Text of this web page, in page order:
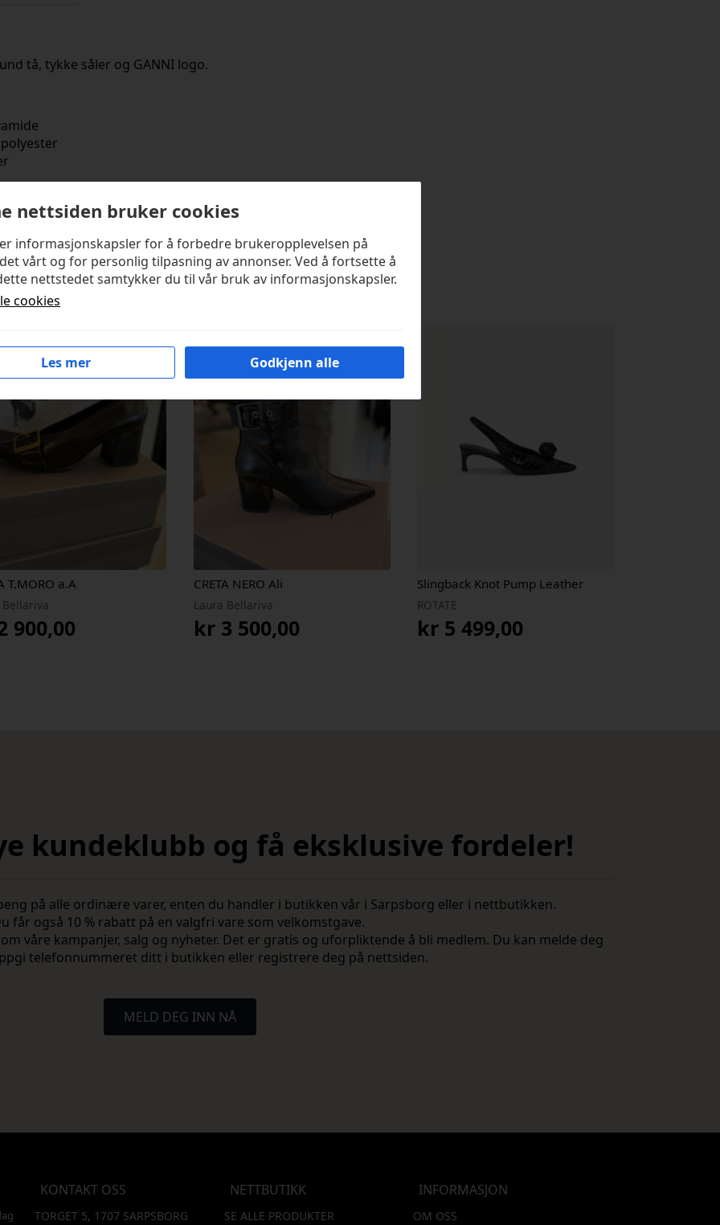
tå, tykke såler og GANNI logo.
T.MORO a.A
Bellariva
900,00
CRETA NERO Ali
Laura Bellariva
kr3 500,00
Slingback Knot Pump Leather
ROTATE
kr 5 499,00
kundeklubb og få eksklusive fordeler!
på alle ordinære varer, enten du handler i butikken vår i Sarpsborg eller i nettbutikken.
får også 10 % rabatt på en valgfri vare som velkomstgave.
våre kampanjer, salg og nyheter. Det er gratis og uforpliktende å bli medlem. Du kan melde deg
telefonnummeret ditt i butikken eller registrere deg på nettsiden.
MELD DEG INN NÅ
KONTAKT OSS
TORGET 5, 1707 SARPSBORG
NETTBUTIKK
SE ALLE PRODUKTER
INFORMASJON
OM OSS
nettsiden bruker cookies
informasjonskapsler for å forbedre brukeropplevelsen på
vårt og for personlig tilpasning av annonser. Ved å fortsette å
nettstedet samtykker du til vår bruk av informasjonskapsler.
cookies
Les mer Godkjenn alle